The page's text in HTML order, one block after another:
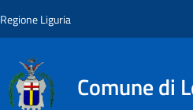
Regione Liguria
Comune di